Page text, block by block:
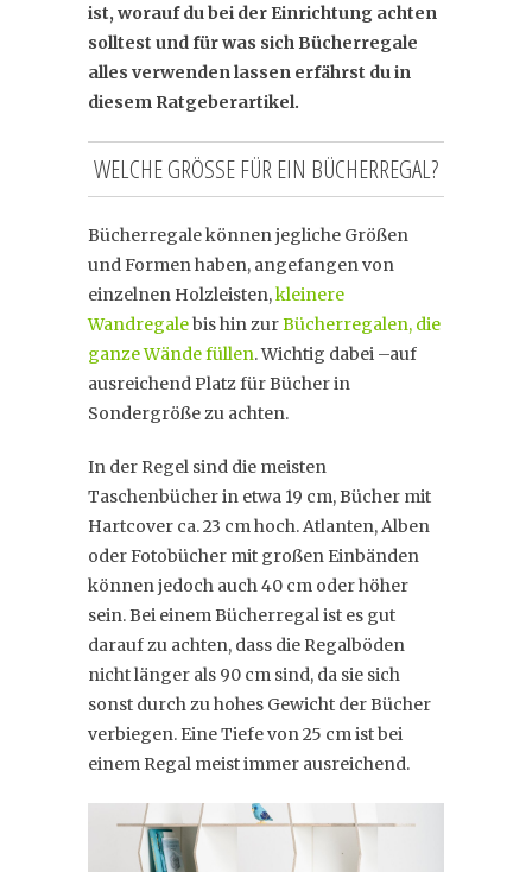
ist, worauf du bei der Einrichtung achten
solltest und für was sich Bücherregale
alles verwenden lassen erfährst du in
diesem Ratgeberartikel.
WELCHE GRÖSSE FÜR EIN BÜCHERREGAL?
Bücherregale können jegliche Größen
und Formen haben, angefangen von
einzelnen Holzleisten,kleinere
Wandregalebis hin zurBücherregalen, die
ganze Wände füllen. Wichtig dabei –auf
ausreichend Platz für Bücher in
Sondergröße zu achten.
In der Regel sind die meisten
Taschenbücher in etwa 19 cm, Bücher mit
Hartcover ca. 23 cm hoch. Atlanten, Alben
oder Fotobücher mit großen Einbänden
können jedoch auch 40 cm oder höher
sein. Bei einem Bücherregal ist es gut
darauf zu achten, dass die Regalböden
nicht länger als 90 cm sind, da sie sich
sonst durch zu hohes Gewicht der Bücher
verbiegen. Eine Tiefe von 25 cm ist bei
einem Regal meist immer ausreichend.